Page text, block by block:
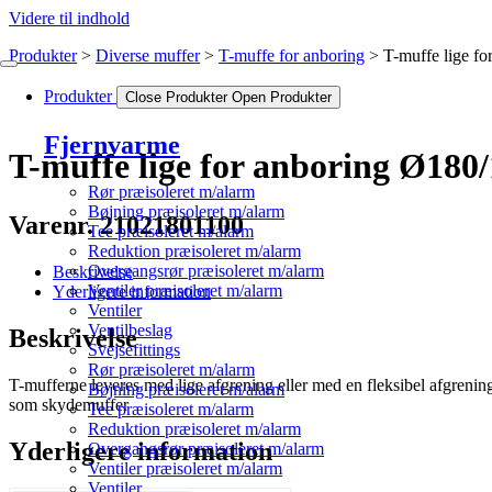
Videre til indhold
Produkter Close Produkter Open Produkter
Fjernvarme
Rør præisoleret m/alarm
Bøjning præisoleret m/alarm
Tee præisoleret m/alarm
Reduktion præisoleret m/alarm
Overgangsrør præisoleret m/alarm
Ventiler præisoleret m/alarm
Ventiler
Ventilbeslag
Svejsefittings
Rør præisoleret m/alarm
Bøjning præisoleret m/alarm
Tee præisoleret m/alarm
Reduktion præisoleret m/alarm
Overgangsrør præisoleret m/alarm
Ventiler præisoleret m/alarm
Ventiler
Produkter Diverse muffer T-muffe for anboring T-muffe lige
T-muffe lige for anboring Ø180/
Varenr. 21021801100
Beskrivelse
Yderligere information
Beskrivelse
T-mufferne leveres med lige afgrening eller med en fleksibel
som skydemuffer
Yderligere information